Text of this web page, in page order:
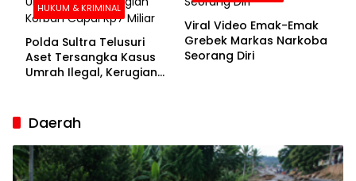
HUKUM & KRIMINAL
Polda Sultra Telusuri
Aset Tersangka Kasus
Umrah Ilegal, Kerugian
Viral Video Emak-Emak
Grebek Markas Narkoba
Seorang Diri
Daerah